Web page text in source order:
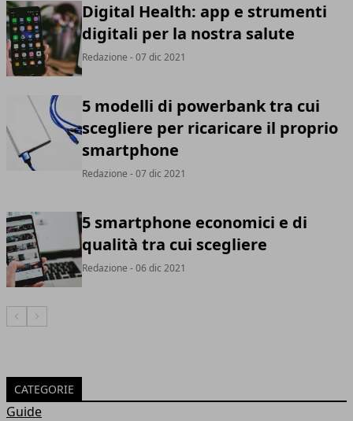
Digital Health: app e strumenti
digitali per la nostra salute
Redazione - 07 dic 2021
5 modelli di powerbank tra cui
scegliere per ricaricare il proprio
smartphone
Redazione - 07 dic 2021
5 smartphone economici e di
qualità tra cui scegliere
Redazione - 06 dic 2021
Articolo Precedente
Articolo Successivo
CATEGORIE
Guide